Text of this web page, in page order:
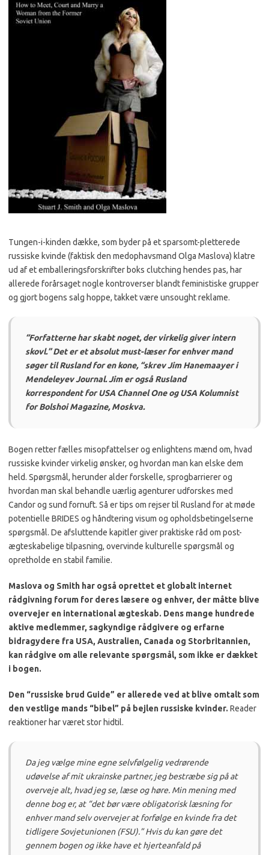
Tungen-i-kinden dække, som byder på et sparsomt-pletterede
russiske kvinde (faktisk den medophavsmand Olga Maslova) klatre
ud af et emballeringsforskrifter boks clutching hendes pas, har
allerede forårsaget nogle kontroverser blandt feministiske grupper
og gjort bogens salg hoppe, takket være unsought reklame.
“Forfatterne har skabt noget, der virkelig giver intern
skovl.” Det er et absolut must-læser for enhver mand
søger til Rusland for en kone, “skrev Jim Hanemaayer i
Mendeleyev Journal.Jim er også Rusland
korrespondent for USA Channel One og USA Kolumnist
for Bolshoi Magazine, Moskva.
Bogen retter fælles misopfattelser og enlightens mænd om, hvad
russiske kvinder virkelig ønsker, og hvordan man kan elske dem
held. Spørgsmål, herunder alder forskelle, sprogbarrierer og
hvordan man skal behandle uærlig agenturer udforskes med
Candor og sund fornuft. Så er tips om rejser til Rusland for at møde
potentielle BRIDES og håndtering visum og opholdsbetingelserne
spørgsmål. De afsluttende kapitler giver praktiske råd om post-
ægteskabelige tilpasning, overvinde kulturelle spørgsmål og
opretholde en stabil familie.
Maslova og Smith har også oprettet et globalt internet
rådgivning forum for deres læsere og enhver, der måtte blive
overvejer en international ægteskab. Dens mange hundrede
aktive medlemmer, sagkyndige rådgivere og erfarne
bidragydere fra USA, Australien, Canada og Storbritannien,
kan rådgive om alle relevante spørgsmål, som ikke er dækket
i bogen.
Den “russiske brud Guide” er allerede ved at blive omtalt som
den vestlige mands “bibel” på bejlen russiske kvinder. Reader
reaktioner har været stor hidtil.
Da jeg vælge mine egne selvfølgelig vedrørende
udøvelse af mit ukrainske partner, jeg bestræbe sig på at
overveje alt, hvad jeg se, læse og høre. Min mening med
denne bog er, at “det bør være obligatorisk læsning for
enhver mand selv overvejer at forfølge en kvinde fra det
tidligere Sovjetunionen (FSU).” Hvis du kan gøre det
gennem bogen og ikke have et hjerteanfald på